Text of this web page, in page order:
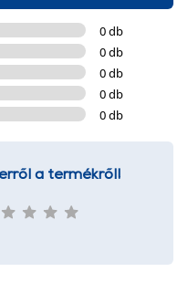
0 db
0 db
0 db
0 db
0 db
a termékről!